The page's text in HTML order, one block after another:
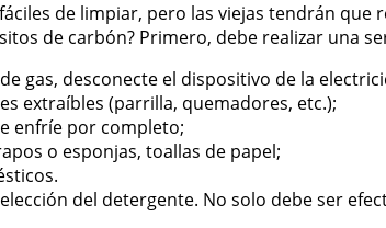
de limpiar, pero las viejas tendrán
de carbón? Primero, debe realizar una
gas, desconecte el dispositivo de la
extraíbles (parrilla, quemadores, etc.);
enfríe por completo;
o esponjas, toallas de papel;
del detergente. No solo debe ser